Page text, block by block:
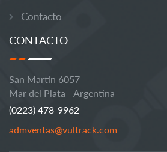
Contacto
CONTACTO
San Martin 6057
Mar del Plata - Argentina
(0223) 478-9962
admventas@vultrack.com